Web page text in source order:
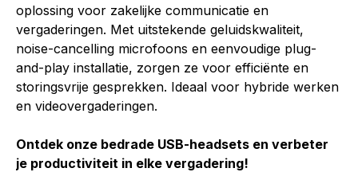
oplossing voor zakelijke communicatie en
vergaderingen. Met uitstekende geluidskwaliteit,
noise-cancelling microfoons en eenvoudige plug-
and-play installatie, zorgen ze voor efficiënte en
storingsvrije gesprekken. Ideaal voor hybride werken
en videovergaderingen.
Ontdek onze bedrade USB-headsets en verbeter
je productiviteit in elke vergadering!